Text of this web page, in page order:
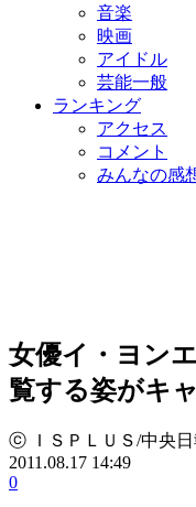
音楽
映画
アイドル
芸能一般
ランキング
アクセス
コメント
みんなの感
女優イ・ヨン
覧する姿がキ
ⓒ ＩＳＰＬＵＳ/中央日
2011.08.17 14:49
0